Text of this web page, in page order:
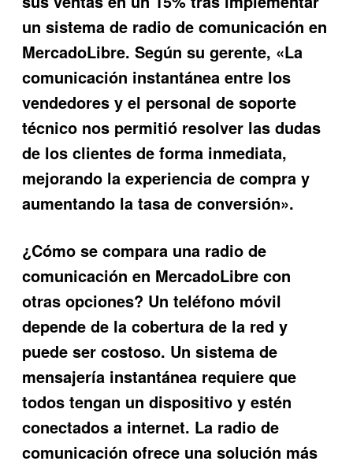
un sistema de radio de comunicación en
MercadoLibre. Según su gerente, «La
comunicación instantánea entre los
vendedores y el personal de soporte
técnico nos permitió resolver las dudas
de los clientes de forma inmediata,
mejorando la experiencia de compra y
aumentando la tasa de conversión».
¿Cómo se compara una radio de
comunicación en MercadoLibre con
otras opciones? Un teléfono móvil
depende de la cobertura de la red y
puede ser costoso. Un sistema de
mensajería instantánea requiere que
todos tengan un dispositivo y estén
conectados a internet. La radio de
comunicación ofrece una solución más